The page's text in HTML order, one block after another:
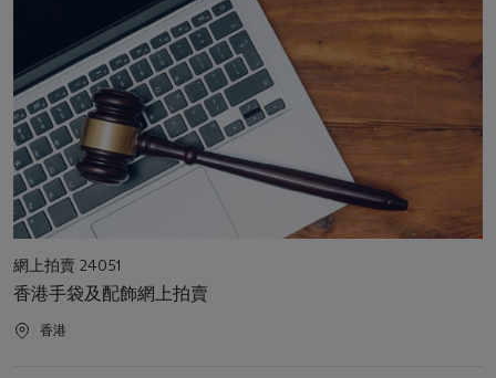
活
動
類
型
網上拍賣 24051
香港手袋及配飾網上拍賣
活
香港